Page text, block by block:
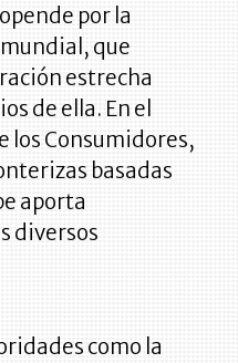
por la
que
estrecha
de ella. En el
los Consumidores,
basadas
aporta
diversos
como la